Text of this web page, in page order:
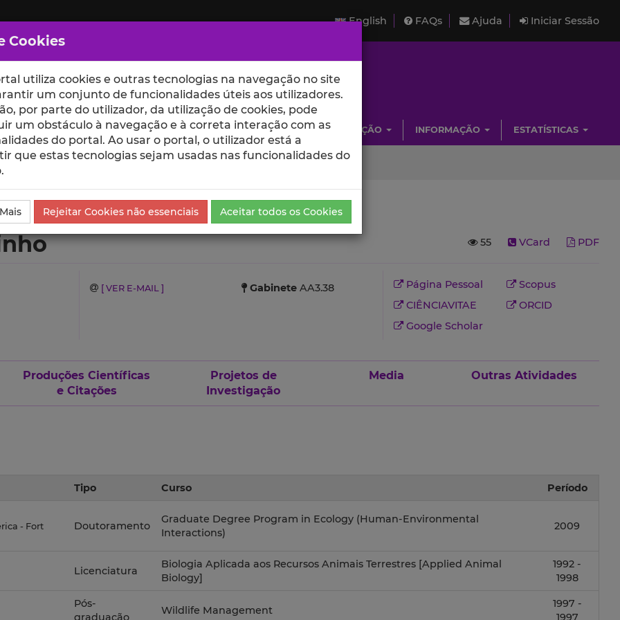
English FAQs Ajuda Iniciar Sessão
ESCOLAS UNIDADES INVESTIGAÇÃO INFORMAÇÃO ESTATÍSTICAS
55 VCard PDF
[ VER E-MAIL ] GabineteAA3.38 Página Pessoal
Scopus
CIÊNCIAVITAE
ORCID
Google Scholar
Produções Científicas
e Citações
Projetos de
Investigação
Media Outras Atividades
Tipo Curso Período
- Fort
Doutoramento
Graduate Degree Program in Ecology (Human-Environmental
Interactions)
2009
Licenciatura
Biologia Aplicada aos Recursos Animais Terrestres [Applied Animal
Biology]
1992 -
1998
Pós-
graduação
Wildlife Management
1997 -
1997
Cookies
utiliza cookies e outras tecnologias na navegação no site
um conjunto de funcionalidades úteis aos utilizadores.
por parte do utilizador, da utilização de cookies, pode
um obstáculo à navegação e à correta interação com as
do portal. Ao usar o portal, o utilizador está a
que estas tecnologias sejam usadas nas funcionalidades do
Rejeitar Cookies não essenciais Aceitar todos os Cookies